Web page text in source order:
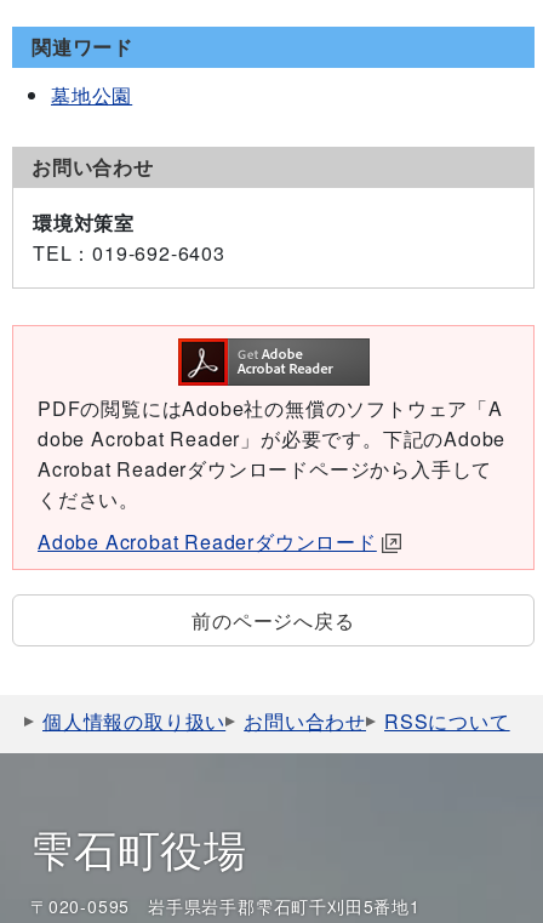
関連ワード
墓地公園
お問い合わせ
環境対策室
TEL ：019-692-6403
PDFの閲覧にはAdobe社の無償のソフトウェア「A
dobe Acrobat Reader」が必要です。下記のAdobe
Acrobat Readerダウンロードページから入手して
ください。
Adobe Acrobat Readerダウンロード
前のページへ戻る
個人情報の取り扱い お問い合わせ RSSについて
雫石町役場
〒020-0595 岩手県岩手郡雫石町千刈田5番地1